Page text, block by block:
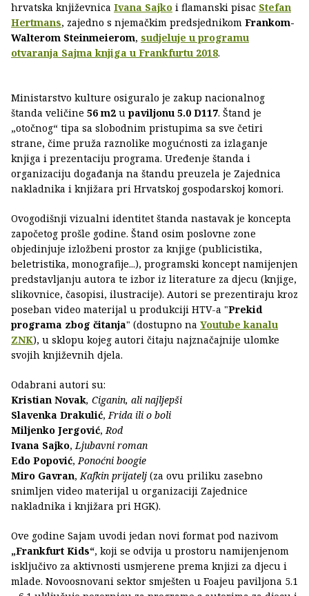
hrvatska književnica Ivana Sajko i flamanski pisac Stefan
Hertmans, zajedno s njemačkim predsjednikom Frankom-
Walterom Steinmeierom, sudjeluje u programu
otvaranja Sajma knjiga u Frankfurtu 2018.
Ministarstvo kulture osiguralo je zakup nacionalnog
štanda veličine 56 m2 u paviljonu 5.0 D117. Štand je
„otočnog“ tipa sa slobodnim pristupima sa sve četiri
strane, čime pruža raznolike mogućnosti za izlaganje
knjiga i prezentaciju programa. Uređenje štanda i
organizaciju događanja na štandu preuzela je Zajednica
nakladnika i knjižara pri Hrvatskoj gospodarskoj komori.
Ovogodišnji vizualni identitet štanda nastavak je koncepta
započetog prošle godine. Štand osim poslovne zone
objedinjuje izložbeni prostor za knjige (publicistika,
beletristika, monografije...), programski koncept namijenjen
predstavljanju autora te izbor iz literature za djecu (knjige,
slikovnice, časopisi, ilustracije). Autori se prezentiraju kroz
poseban video materijal u produkciji HTV-a "Prekid
programa zbog čitanja" (dostupno na Youtube kanalu
ZNK), u sklopu kojeg autori čitaju najznačajnije ulomke
svojih književnih djela.
Odabrani autori su:
Kristian Novak, Ciganin, ali najljepši
Slavenka Drakulić,Frida ili o boli
Miljenko Jergović,Rod
Ivana Sajko,Ljubavni roman
Edo Popović,Ponoćni boogie
Miro Gavran,Kafkin prijatelj (za ovu priliku zasebno
snimljen video materijal u organizaciji Zajednice
nakladnika i knjižara pri HGK).
Ove godine Sajam uvodi jedan novi format pod nazivom
„Frankfurt Kids“, koji se odvija u prostoru namijenjenom
isključivo za aktivnosti usmjerene prema knjizi za djecu i
mlade. Novoosnovani sektor smješten u Foajeu paviljona 5.1